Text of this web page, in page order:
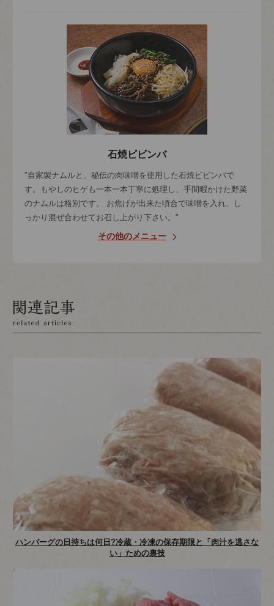
石焼ビビンバ
"自家製ナムルと、秘伝の肉味噌を使用した石焼ビビンバで
す。もやしのヒゲも一本一本丁寧に処理し、手間暇かけた野菜
のナムルは格別です。 お焦げが出来た頃合で味噌を入れ、し
っかり混ぜ合わせてお召し上がり下さい。"
その他のメニュー
ハンバーグの日持ちは何日?冷蔵・冷凍の保存期限と「肉汁を逃さな
い」ための裏技